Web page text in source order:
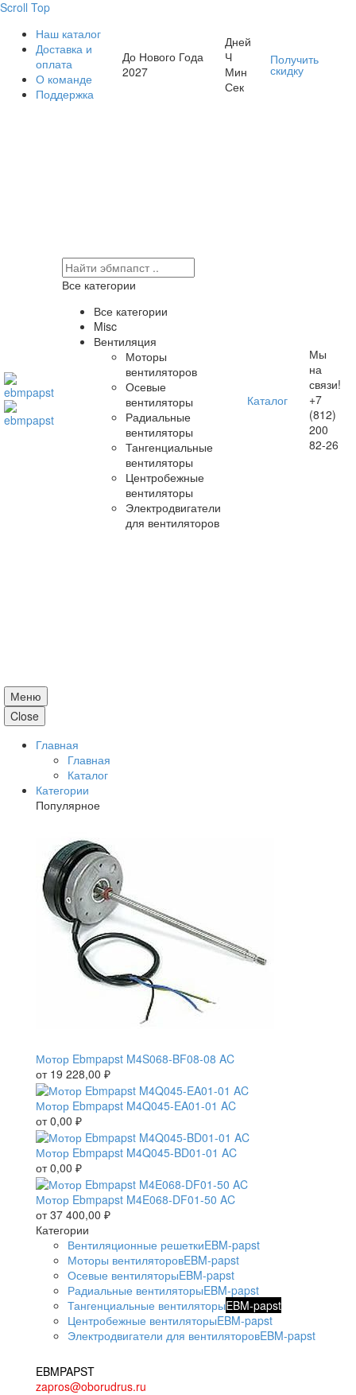
Scroll Top
Наш каталог
Доставка и
оплата
О команде
Поддержка
До Нового Года
2027
Дней
Ч
Мин
Сек
Получить
скидку
Все категории
Все категории
Misc
Вентиляция
Моторы
вентиляторов
Осевые
вентиляторы
Радиальные
вентиляторы
Тангенциальные
вентиляторы
Центробежные
вентиляторы
Электродвигатели
для вентиляторов
Каталог
Мы
на
связи!
+7
(812)
200
82-26
Меню
Close
Главная
Главная
Каталог
Категории
Популярное
Мотор Ebmpapst M4S068-BF08-08 AC
от 19 228,00 ₽
Мотор Ebmpapst M4Q045-EA01-01 AC
от0,00 ₽
Мотор Ebmpapst M4Q045-BD01-01 AC
от0,00 ₽
Мотор Ebmpapst M4E068-DF01-50 AC
от37 400,00 ₽
Категории
Вентиляционные решеткиEBM-papst
Моторы вентиляторовEBM-papst
Осевые вентиляторыEBM-papst
Радиальные вентиляторыEBM-papst
Тангенциальные вентиляторыEBM-papst
Центробежные вентиляторыEBM-papst
Электродвигатели для вентиляторовEBM-papst
EBMPAPST
zapros@oborudrus.ru